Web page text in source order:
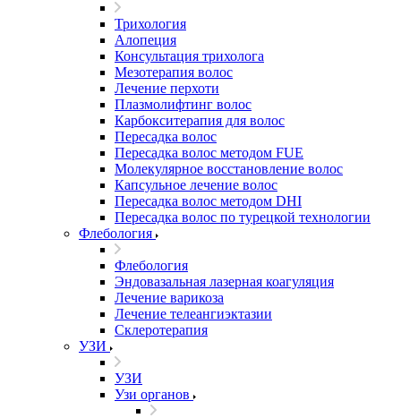
Трихология
Алопеция
Консультация трихолога
Мезотерапия волос
Лечение перхоти
Плазмолифтинг волос
Карбокситерапия для волос
Пересадка волос
Пересадка волос методом FUE
Молекулярное восстановление волос
Капсульное лечение волос
Пересадка волос методом DHI
Пересадка волос по турецкой технологии
Флебология
Флебология
Эндовазальная лазерная коагуляция
Лечение варикоза
Лечение телеангиэктазии
Склеротерапия
УЗИ
УЗИ
Узи органов